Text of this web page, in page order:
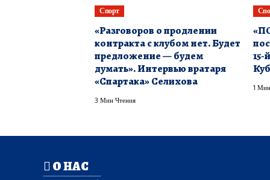
Спорт
«Разговоров о продлении
контракта с клубом нет. Будет
предложение — будем
думать». Интервью вратаря
«Спартака» Селихова
3 Мин Чтения
1
О НАС